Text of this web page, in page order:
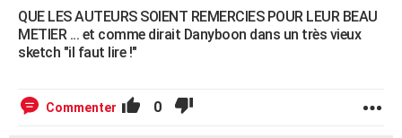
QUE LES AUTEURS SOIENT REMERCIES POUR LEUR BEAU
METIER ... et comme dirait Danyboon dans un très vieux
sketch "il faut lire !"
Commenter 0